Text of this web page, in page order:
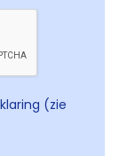
(zie